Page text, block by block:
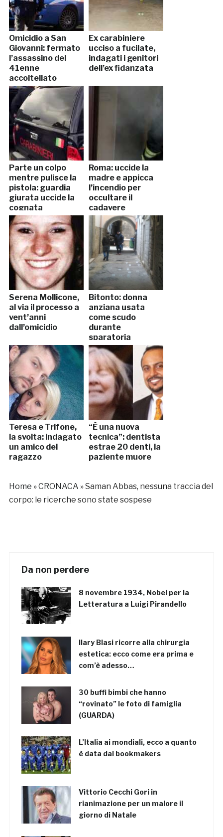
Omicidio a San
Giovanni: fermato
l’assassino del
41enne
accoltellato
Ex carabiniere
ucciso a fucilate,
indagati i genitori
dell’ex fidanzata
Parte un colpo
mentre pulisce la
pistola: guardia
giurata uccide la
cognata
Roma: uccide la
madre e appicca
l’incendio per
occultare il
cadavere
Serena Mollicone,
al via il processo a
vent’anni
dall’omicidio
Bitonto: donna
anziana usata
come scudo
durante
sparatoria
Teresa e Trifone,
la svolta: indagato
un amico del
ragazzo
“È una nuova
tecnica”: dentista
estrae 20 denti, la
paziente muore
Home »CRONACA »Saman Abbas, nessuna traccia del
corpo: le ricerche sono state sospese
Da non perdere
8 novembre 1934, Nobel per la
Letteratura a Luigi Pirandello
Ilary Blasi ricorre alla chirurgia
estetica: ecco come era prima e
com’è adesso…
30 buffi bimbi che hanno
“rovinato” le foto di famiglia
(GUARDA)
L’Italia ai mondiali, ecco a quanto
è data dai bookmakers
Vittorio Cecchi Gori in
rianimazione per un malore il
giorno di Natale